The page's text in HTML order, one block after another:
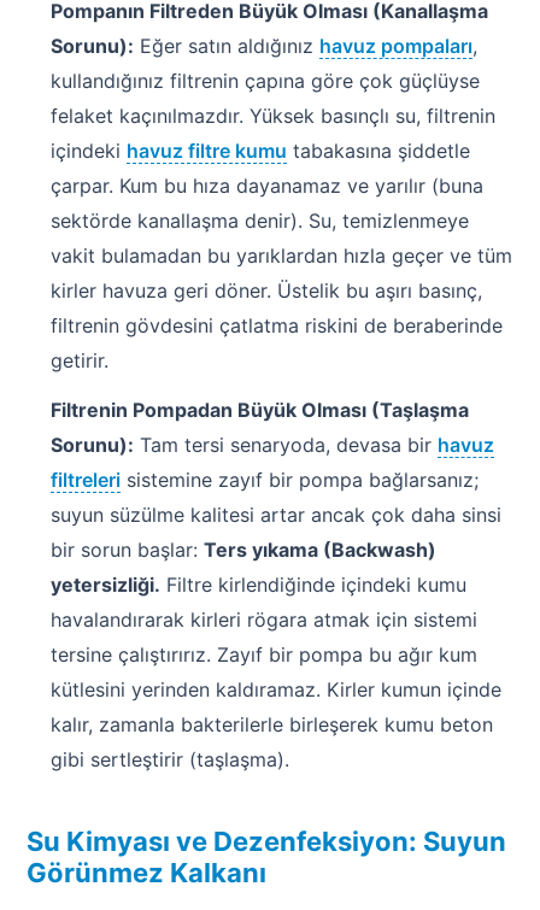
Pompanın Filtreden Büyük Olması (Kanallaşma
Sorunu): Eğer satın aldığınız havuz pompaları,
kullandığınız filtrenin çapına göre çok güçlüyse
felaket kaçınılmazdır. Yüksek basınçlı su, filtrenin
içindeki havuz filtre kumu tabakasına şiddetle
çarpar. Kum bu hıza dayanamaz ve yarılır (buna
sektörde kanallaşma denir). Su, temizlenmeye
vakit bulamadan bu yarıklardan hızla geçer ve tüm
kirler havuza geri döner. Üstelik bu aşırı basınç,
filtrenin gövdesini çatlatma riskini de beraberinde
getirir.
Filtrenin Pompadan Büyük Olması (Taşlaşma
Sorunu): Tam tersi senaryoda, devasa bir havuz
filtreleri sistemine zayıf bir pompa bağlarsanız;
suyun süzülme kalitesi artar ancak çok daha sinsi
bir sorun başlar: Ters yıkama (Backwash)
yetersizliği. Filtre kirlendiğinde içindeki kumu
havalandırarak kirleri rögara atmak için sistemi
tersine çalıştırırız. Zayıf bir pompa bu ağır kum
kütlesini yerinden kaldıramaz. Kirler kumun içinde
kalır, zamanla bakterilerle birleşerek kumu beton
gibi sertleştirir (taşlaşma).
Su Kimyası ve Dezenfeksiyon: Suyun
Görünmez Kalkanı